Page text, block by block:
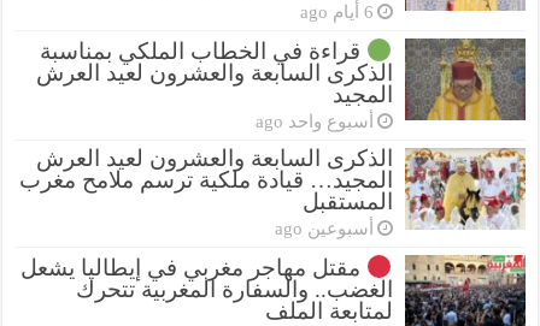
6 أيام ago
قراءة في الخطاب الملكي بمناسبة
الذكرى السابعة والعشرون لعيد العرش
المجيد
أسبوع واحد ago
الذكرى السابعة والعشرون لعيد العرش
المجيد… قيادة ملكية ترسم ملامح مغرب
المستقبل
أسبوعين ago
مقتل مهاجر مغربي في إيطاليا يشعل
الغضب.. والسفارة المغربية تتحرك
لمتابعة الملف